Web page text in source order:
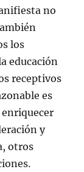
no
los
educación
receptivos
es
enriquecer
y
otros